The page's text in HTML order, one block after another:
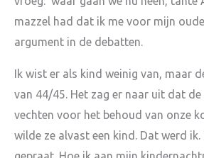
mazzel had dat ik me voor mijn
argument in de debatten.
Ik wist er als kind weinig van, maar
van 44/45. Het zag er naar uit dat
vechten voor het behoud van onze
wilde ze alvast een kind. Dat werd